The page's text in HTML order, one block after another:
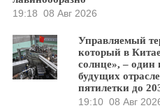
19:18 08 Авг 2026
Управляемый
который в
солнце», – один
будущих
пятилетки до
19:10 08 Авг